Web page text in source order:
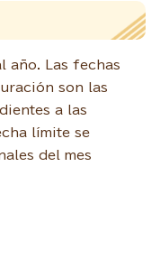
año. Las fechas
son las
a las
límite se
del mes